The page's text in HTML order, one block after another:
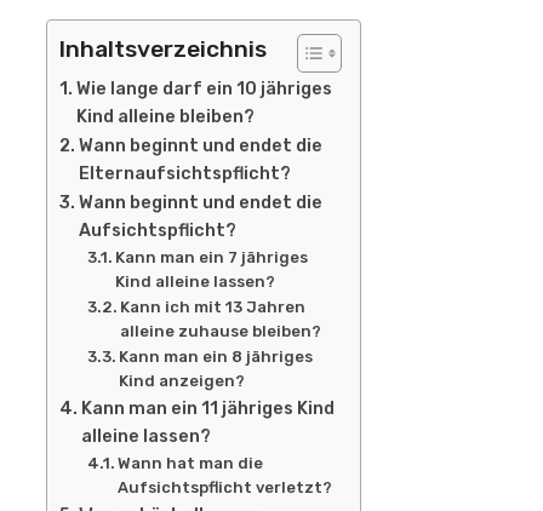
Inhaltsverzeichnis
Wie lange darf ein 10 jähriges
Kind alleine bleiben?
Wann beginnt und endet die
Elternaufsichtspflicht?
Wann beginnt und endet die
Aufsichtspflicht?
Kann man ein 7 jähriges
Kind alleine lassen?
Kann ich mit 13 Jahren
alleine zuhause bleiben?
Kann man ein 8 jähriges
Kind anzeigen?
Kann man ein 11 jähriges Kind
alleine lassen?
Wann hat man die
Aufsichtspflicht verletzt?